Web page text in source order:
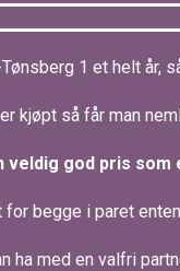
1 et helt år,
kjøpt så får man
god pris
begge i paret
ha med en valfri